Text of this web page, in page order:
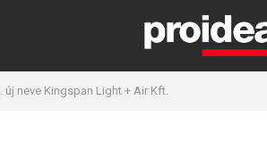
neve Kingspan Light + Air Kft.